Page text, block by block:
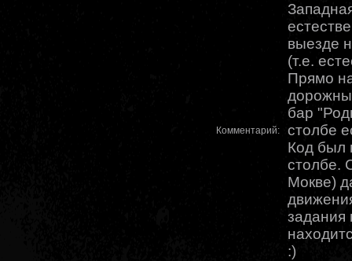
Комментарий:
выезде
(т.е.
Прямо
бар
столбе
Код был
столбе.
Мокве)
задания
:)